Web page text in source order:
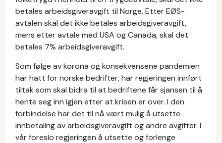
betales arbeidsgiveravgift til Norge. Etter EØS-
avtalen skal det ikke betales arbeidsgiveravgift,
mens etter avtale med USA og Canada, skal det
betales 7% arbeidsgiveravgift.
Som følge av korona og konsekvensene pandemien
har hatt for norske bedrifter, har regjeringen innført
tiltak som skal bidra til at bedriftene får sjansen til å
hente seg inn igjen etter at krisen er over. I den
forbindelse har det til nå vært mulig å utsette
innbetaling av arbeidsgiveravgift og andre avgifter. I
vår foreslo regjeringen å utsette og forlenge